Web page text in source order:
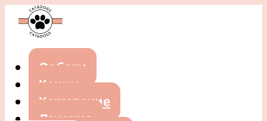
Собаки
Кошки
Кормление